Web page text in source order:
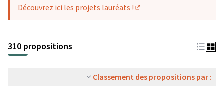
Découvrez ici les projets lauréats !
310 propositions
Classement des propositions par :